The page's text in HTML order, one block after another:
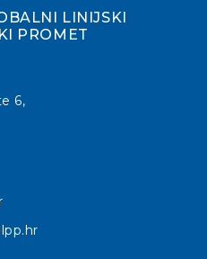
LINIJSKI
PROMET
6,